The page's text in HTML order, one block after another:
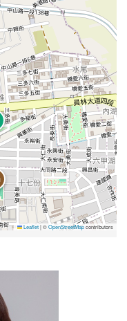
5 年以下
10-20 年
30-40 年
Leaflet|©OpenStreetMapcontributors